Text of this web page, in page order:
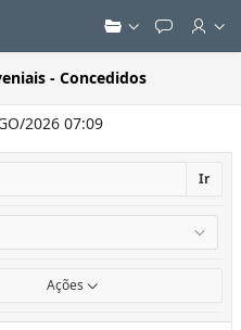
- Concedidos
2026 07:09
Ir
Ações